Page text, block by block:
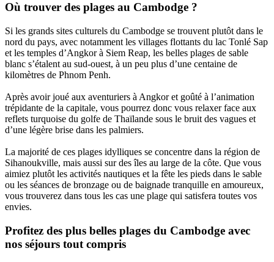
Où trouver des plages au Cambodge ?
Si les grands sites culturels du Cambodge se trouvent plutôt dans le
nord du pays, avec notamment les villages flottants du lac Tonlé Sap
et les temples d’Angkor à Siem Reap, les belles plages de sable
blanc s’étalent au sud-ouest, à un peu plus d’une centaine de
kilomètres de Phnom Penh.
Après avoir joué aux aventuriers à Angkor et goûté à l’animation
trépidante de la capitale, vous pourrez donc vous relaxer face aux
reflets turquoise du golfe de Thaïlande sous le bruit des vagues et
d’une légère brise dans les palmiers.
La majorité de ces plages idylliques se concentre dans la région de
Sihanoukville, mais aussi sur des îles au large de la côte. Que vous
aimiez plutôt les activités nautiques et la fête les pieds dans le sable
ou les séances de bronzage ou de baignade tranquille en amoureux,
vous trouverez dans tous les cas une plage qui satisfera toutes vos
envies.
Profitez des plus belles plages du Cambodge avec
nos séjours tout compris